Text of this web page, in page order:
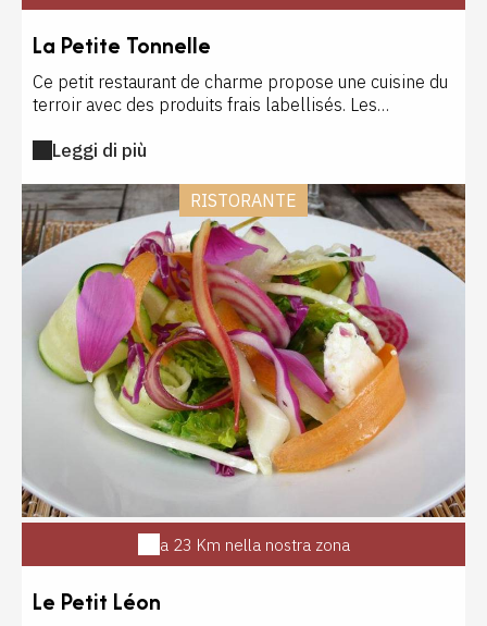
La Petite Tonnelle
Ce petit restaurant de charme propose une cuisine du
terroir avec des produits frais labellisés. Les
l'assiette comme dans le décor, avec les pierres
très agréable. Formules de 17 à 33€.
Leggi di più
RISTORANTE
a 23 Km nella nostra zona
Le Petit Léon